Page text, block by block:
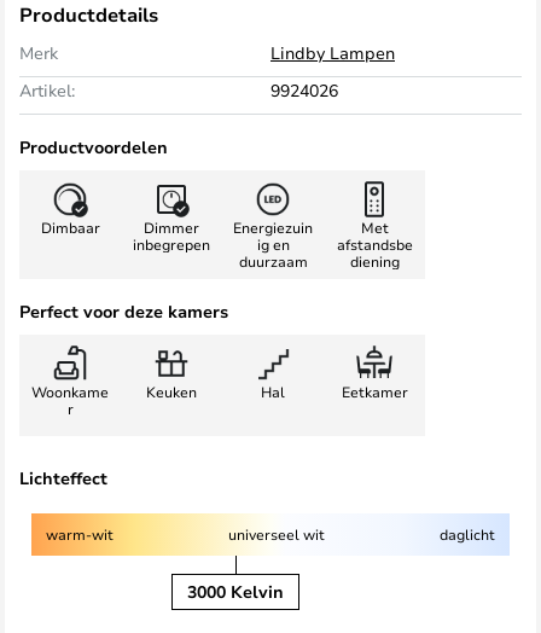
Productdetails
Merk
Lindby Lampen
Artikel:
9924026
Productvoordelen
Dimbaar
Dimmer
inbegrepen
Energiezuin
ig en
duurzaam
Met
afstandsbe
diening
Perfect voor deze kamers
Woonkame
r
Keuken Hal Eetkamer
Lichteffect
warm-wit universeel wit daglicht
3000 Kelvin